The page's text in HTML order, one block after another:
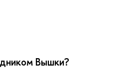
Вышки?